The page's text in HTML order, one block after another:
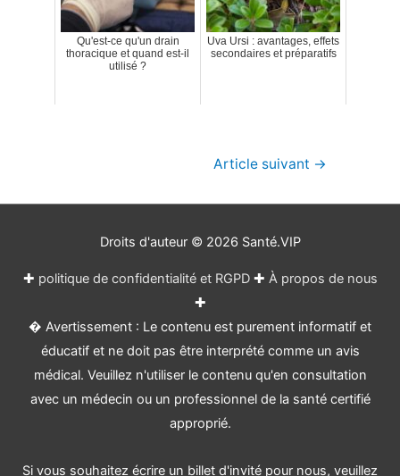
Qu'est-ce qu'un drain
thoracique et quand est-il
utilisé ?
Uva Ursi : avantages, effets
secondaires et préparatifs
Article suivant →
Droits d'auteur © 2026 Santé.VIP
✚ politique de confidentialité et RGPD✚ À propos de nous
✚
� Avertissement : Le contenu est purement informatif et
éducatif et ne doit pas être interprété comme un avis
médical. Veuillez n'utiliser le contenu qu'en consultation
avec un médecin ou un professionnel de la santé certifié
approprié.
Si vous souhaitez écrire un billet d'invité pour nous, veuillez